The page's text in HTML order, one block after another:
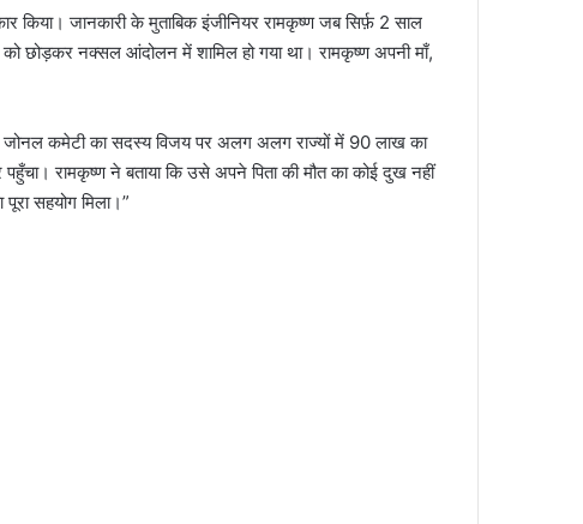
किया। जानकारी के मुताबिक इंजीनियर रामकृष्ण जब सिर्फ़ 2 साल
छोड़कर नक्सल आंदोलन में शामिल हो गया था। रामकृष्ण अपनी माँ,
जोनल कमेटी का सदस्य विजय पर अलग अलग राज्यों में 90 लाख का
रामकृष्ण ने बताया कि उसे अपने पिता की मौत का कोई दुख नहीं
सहयोग मिला।”